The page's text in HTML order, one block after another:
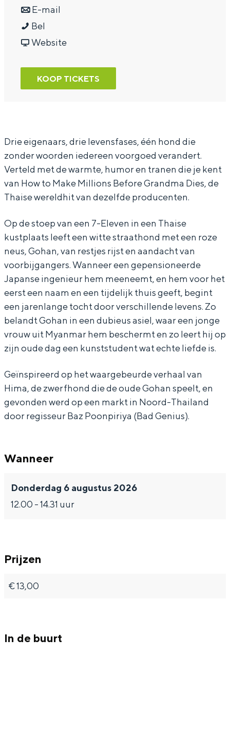
a
n
a
r
o
h
E-mail
a
G
o
n
Bel
o
a
n
Websitev
n
G
a
n
KOOP TICKETS
Drie eigenaars, drie levensfases, één hond die
zonder woorden iedereen voorgoed verandert.
Verteld met de warmte, humor en tranen die je kent
van How to Make Millions Before Grandma Dies, de
Thaise wereldhit van dezelfde producenten.
Op de stoep van een 7-Eleven in een Thaise
kustplaats leeft een witte straathond met een roze
neus, Gohan, van restjes rijst en aandacht van
voorbijgangers. Wanneer een gepensioneerde
Japanse ingenieur hem meeneemt, en hem voor het
eerst een naam en een tijdelijk thuis geeft, begint
een jarenlange tocht door verschillende levens. Zo
belandt Gohan in een dubieus asiel, waar een jonge
vrouw uit Myanmar hem beschermt en zo leert hij op
zijn oude dag een kunststudent wat echte liefde is.
Geïnspireerd op het waargebeurde verhaal van
Hima, de zwerfhond die de oude Gohan speelt, en
gevonden werd op een markt in Noord-Thailand
door regisseur Baz Poonpiriya (Bad Genius).
Wanneer
Donderdag 6 augustus 2026
12.00 - 14.31 uur
Prijzen
€ 13,00
In de buurt